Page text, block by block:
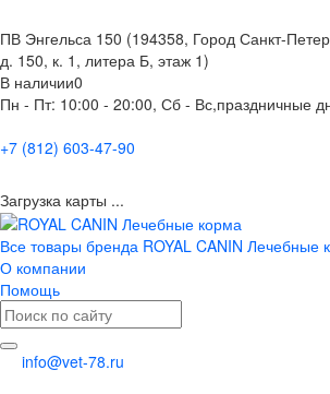
ПВ Энгельса 150 (194358, Город Санкт-
д. 150, к. 1, литера Б, этаж 1)
В наличии0
Пн - Пт: 10:00 - 20:00, Сб - Вс,праздничные
+7 (812) 603-47-90
Загрузка карты ...
Все товары бренда ROYAL CANIN Лечебные
О компании
Помощь
info@vet-78.ru